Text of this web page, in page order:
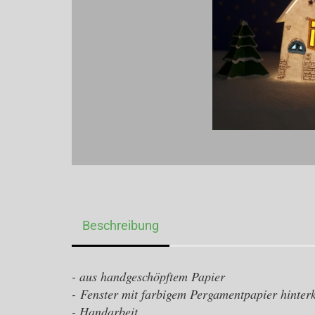
Beschreibung
- aus handgeschöpftem Papier
- Fenster mit farbigem Pergamentpapier
- Handarbeit